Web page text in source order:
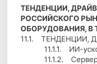
ТЕНДЕНЦИИ,
РОССИЙСКОГО
ОБОРУДОВАНИЯ, В
11.1. ТЕНДЕНЦИИ,
11.1.1. ИИ-
11.1.2.